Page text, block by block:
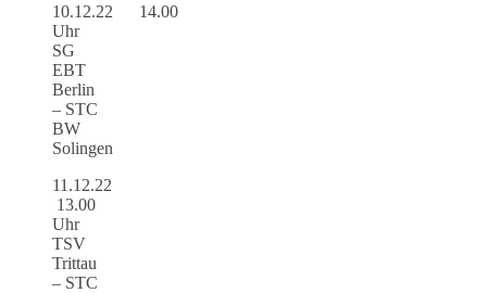
10.12.22 14.00
Uhr
SG
EBT
Berlin
– STC
BW
Solingen
11.12.22
13.00
Uhr
TSV
Trittau
– STC